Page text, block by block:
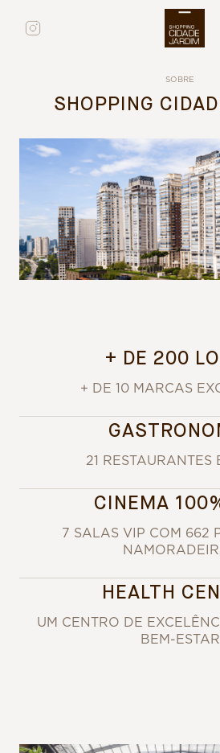
SOBRE
SHOPPING
+ DE 200
+ DE 10 MARCAS
21 RESTAURANTES
CINEMA
7 SALAS VIP COM 662
HEALTH
UM CENTRO DE
BEM-ESTAR